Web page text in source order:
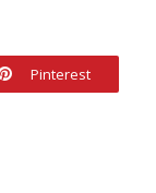
Pinterest